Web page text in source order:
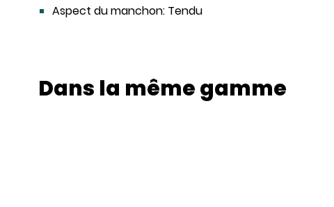
Aspect du manchon: Tendu
Dans la même gamme